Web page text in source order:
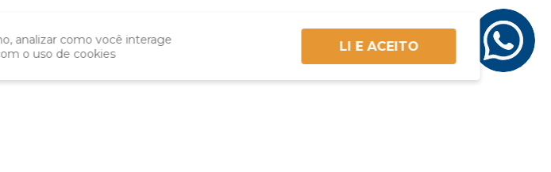
analizar como você interage
o uso de cookies
LI E ACEITO